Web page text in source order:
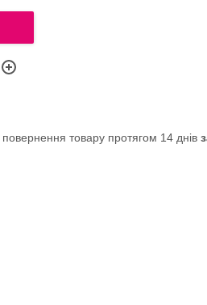
повернення товару протягом 14 днів